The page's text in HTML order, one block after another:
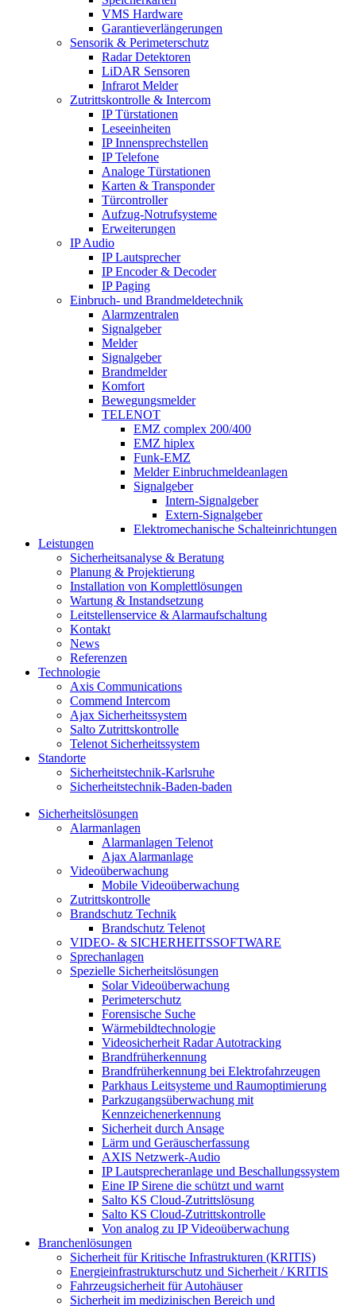
VMS Hardware
Garantieverlängerungen
Sensorik & Perimeterschutz
Radar Detektoren
LiDAR Sensoren
Infrarot Melder
Zutrittskontrolle & Intercom
IP Türstationen
Leseeinheiten
IP Innensprechstellen
IP Telefone
Analoge Türstationen
Karten & Transponder
Türcontroller
Aufzug-Notrufsysteme
Erweiterungen
IP Audio
IP Lautsprecher
IP Encoder & Decoder
IP Paging
Einbruch- und Brandmeldetechnik
Alarmzentralen
Signalgeber
Melder
Signalgeber
Brandmelder
Komfort
Bewegungsmelder
TELENOT
EMZ complex 200/400
EMZ hiplex
Funk-EMZ
Melder Einbruchmeldeanlagen
Signalgeber
Intern-Signalgeber
Extern-Signalgeber
Elektromechanische Schalteinrichtungen
Leistungen
Sicherheitsanalyse & Beratung
Planung & Projektierung​
Installation von Komplettlösungen
Wartung & Instandsetzung
Leitstellenservice & Alarmaufschaltung
Kontakt
News
Referenzen
Technologie
Axis Communications
Commend Intercom
Ajax Sicherheitssystem​
Salto Zutrittskontrolle
Telenot Sicherheitssystem
Standorte
Sicherheitstechnik-Karlsruhe
Sicherheitstechnik-Baden-baden
Sicherheitslösungen
Alarmanlagen
Alarmanlagen Telenot
Ajax Alarmanlage
Videoüberwachung
Mobile Videoüberwachung
Zutrittskontrolle
Brandschutz Technik
Brandschutz Telenot
VIDEO- & SICHERHEITSSOFTWARE
Sprechanlagen
Spezielle Sicherheitslösungen
Solar Videoüberwachung
Perimeterschutz
Forensische Suche
Wärmebildtechnologie
Videosicherheit Radar Autotracking​
Brandfrüherkennung
Brandfrüherkennung bei Elektrofahrzeugen
Parkhaus Leitsysteme und Raumoptimierung
Parkzugangsüberwachung mit
Kennzeichenerkennung
Sicherheit durch Ansage
Lärm und Geräuscherfassung
AXIS Netzwerk-Audio
IP Lautsprecheranlage und Beschallungssystem
Eine IP Sirene die schützt und warnt
Salto KS Cloud-Zutrittslösung
Salto KS Cloud-Zutrittskontrolle
Von analog zu IP Videoüberwachung
Branchenlösungen
Sicherheit für Kritische Infrastrukturen (KRITIS)
Energieinfrastrukturschutz und Sicherheit / KRITIS
Fahrzeugsicherheit für Autohäuser
Sicherheit im medizinischen Bereich und